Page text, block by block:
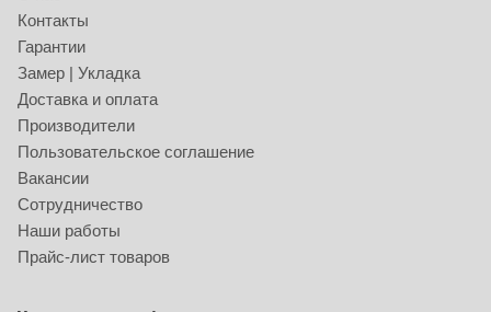
Контакты
Гарантии
Замер | Укладка
Доставка и оплата
Производители
Пользовательское соглашение
Вакансии
Сотрудничество
Наши работы
Прайс-лист товаров